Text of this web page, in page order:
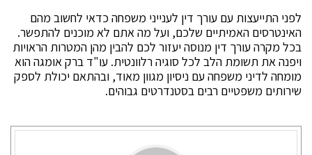
לפני התייעצות עם עורך דין לענייני משפחה כדאי לחשוב מהם
האינטרסים האמיתיים שלכם, ועל מה אתם לא מוכנים להתפשר.
בכל מקרה עורך דין מנוסה יעזור לכם להבין מהן המטרות הראויות
ויפנה את תשומת הלב לכל סוגיה רלוונטית. עו"ד ברק אומגה הוא
מומחה לדיני משפחה עם ניסיון מגוון מאוד, ובהתאם יכולת לספק
שירותים משפטיים רבים בסטנדרטים גבוהים.